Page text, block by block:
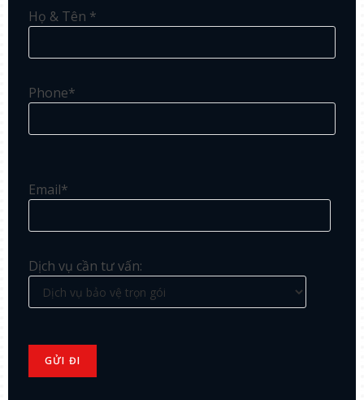
Họ & Tên *
Phone*
Email*
Dịch vụ cần tư vấn: